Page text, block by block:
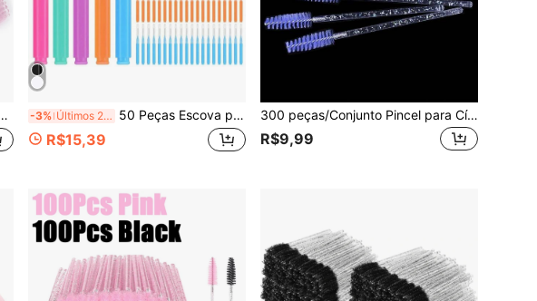
-3% Últimos 2 dias 50 Peças Escova para Aparelho Ortodôntico para Limpeza, Escova Interdental, Palito de Dente, Chuveiro Dental, Fio Dental, Higiene Oral, Ferramenta de Limpeza de Dentes, Cores Aleatórias
R$15,39
300 peças/Conjunto Pincel para Cílios, Pincel para Máscara de Cílios, Pincel Descartável Flexível para Sobrancelhas, Pincel para Extensão de Cílios, Pincel para Sobrancelhas, Pincel de Óleo de Rícino, Brindes
R$9,99